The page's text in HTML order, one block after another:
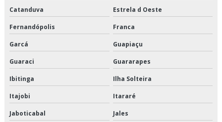
Transporte de alimentos perecíveis em sp
Transporte de alimentos perecíveis preço
Transporte de alimentos perecíveis são paulo
Transporte de alimentos perecíveis valor
Transporte de alimentos refrigerados
Catanduva Estrela d Oeste
Fernandópolis Franca
Garcá Guapiaçu
Guaraci Guararapes
Ibitinga Ilha Solteira
Itajobi Itararé
Jaboticabal Jales